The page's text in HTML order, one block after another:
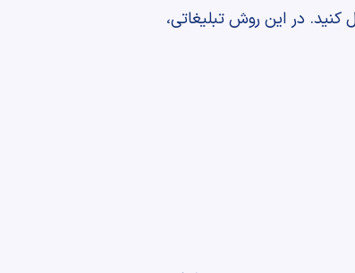
کنید. در این روش تبلیغاتی،